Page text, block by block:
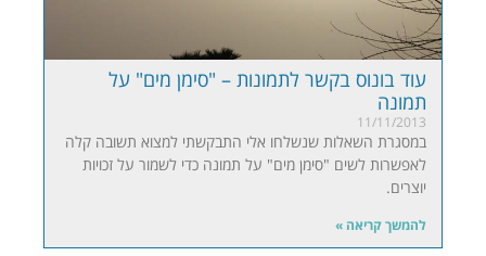
עוד בונוס בקשר לתמונות – "סימן מים" על
תמונה
11/11/2013
במסגרת השאלות שנשלחו אלי התבקשתי למצוא תשובה קלה
לאפשרות לשים "סימן מים" על תמונה כדי לשמור על זכויות
יוצרים.
להמשך קריאה »